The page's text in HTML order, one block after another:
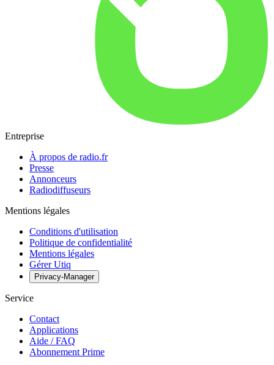
Entreprise
À propos de radio.fr
Presse
Annonceurs
Radiodiffuseurs
Mentions légales
Conditions d'utilisation
Politique de confidentialité
Mentions légales
Gérer Utiq
Privacy-Manager
Service
Contact
Applications
Aide / FAQ
Abonnement Prime